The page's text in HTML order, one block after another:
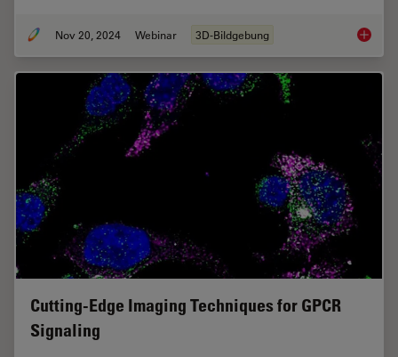
Nov 20, 2024 Webinar 3D-Bildgebung How to
Cutting-Edge Imaging Techniques for GPCR
Signaling